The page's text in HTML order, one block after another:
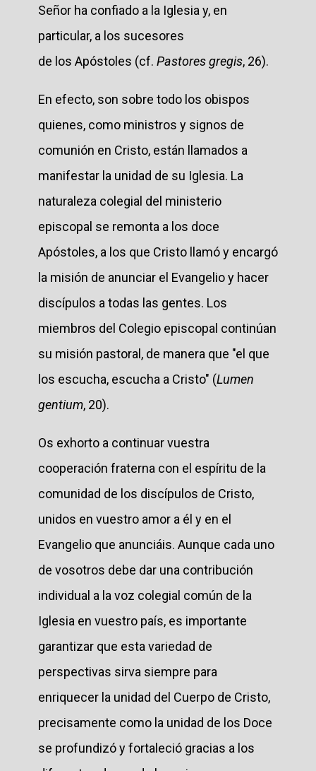
Señor ha confiado a la Iglesia y, en
particular, a los sucesores
de los Apóstoles (cf. Pastores gregis, 26).
En efecto, son sobre todo los obispos
quienes, como ministros y signos de
comunión en Cristo, están llamados a
manifestar la unidad de su Iglesia. La
naturaleza colegial del ministerio
episcopal se remonta a los doce
Apóstoles, a los que Cristo llamó y encargó
la misión de anunciar el Evangelio y hacer
discípulos a todas las gentes. Los
miembros del Colegio episcopal continúan
su misión pastoral, de manera que "el que
los escucha, escucha a Cristo" (Lumen
gentium, 20).
Os exhorto a continuar vuestra
cooperación fraterna con el espíritu de la
comunidad de los discípulos de Cristo,
unidos en vuestro amor a él y en el
Evangelio que anunciáis. Aunque cada uno
de vosotros debe dar una contribución
individual a la voz colegial común de la
Iglesia en vuestro país, es importante
garantizar que esta variedad de
perspectivas sirva siempre para
enriquecer la unidad del Cuerpo de Cristo,
precisamente como la unidad de los Doce
se profundizó y fortaleció gracias a los